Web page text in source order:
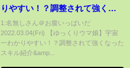
りやすい！？調整されて強くな
ったスキル紹介&半分くらいノン
ストップガールの解説【biimシ
ステム】
1:名無しさん＠お腹いっぱいだ
2022.03.04(Fri) 【ゆっくりウマ娘】宇宙
一わかりやすい！？調整されて強くなった
スキル紹介&amp...